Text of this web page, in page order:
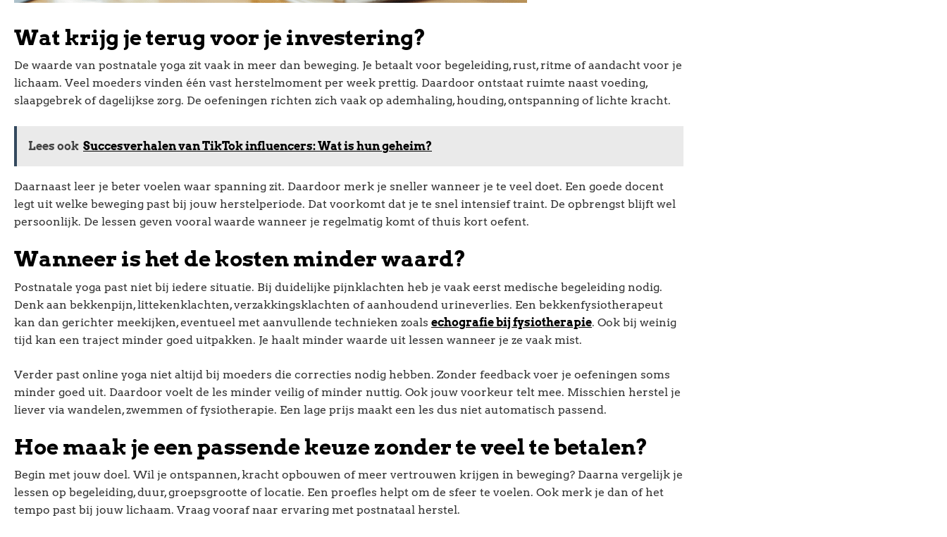
Wat krijg je terug voor je investering?
De waarde van postnatale yoga zit vaak in meer dan beweging. Je betaalt voor begeleiding, rust, ritme of aandacht voor je
lichaam. Veel moeders vinden één vast herstelmoment per week prettig. Daardoor ontstaat ruimte naast voeding,
slaapgebrek of dagelijkse zorg. De oefeningen richten zich vaak op ademhaling, houding, ontspanning of lichte kracht.
Lees ook Succesverhalen van TikTok influencers: Wat is hun geheim?
Daarnaast leer je beter voelen waar spanning zit. Daardoor merk je sneller wanneer je te veel doet. Een goede docent
legt uit welke beweging past bij jouw herstelperiode. Dat voorkomt dat je te snel intensief traint. De opbrengst blijft wel
persoonlijk. De lessen geven vooral waarde wanneer je regelmatig komt of thuis kort oefent.
Wanneer is het de kosten minder waard?
Postnatale yoga past niet bij iedere situatie. Bij duidelijke pijnklachten heb je vaak eerst medische begeleiding nodig.
Denk aan bekkenpijn, littekenklachten, verzakkingsklachten of aanhoudend urineverlies. Een bekkenfysiotherapeut
kan dan gerichter meekijken, eventueel met aanvullende technieken zoals echografie bij fysiotherapie. Ook bij weinig
tijd kan een traject minder goed uitpakken. Je haalt minder waarde uit lessen wanneer je ze vaak mist.
Verder past online yoga niet altijd bij moeders die correcties nodig hebben. Zonder feedback voer je oefeningen soms
minder goed uit. Daardoor voelt de les minder veilig of minder nuttig. Ook jouw voorkeur telt mee. Misschien herstel je
liever via wandelen, zwemmen of fysiotherapie. Een lage prijs maakt een les dus niet automatisch passend.
Hoe maak je een passende keuze zonder te veel te betalen?
Begin met jouw doel. Wil je ontspannen, kracht opbouwen of meer vertrouwen krijgen in beweging? Daarna vergelijk je
lessen op begeleiding, duur, groepsgrootte of locatie. Een proefles helpt om de sfeer te voelen. Ook merk je dan of het
tempo past bij jouw lichaam. Vraag vooraf naar ervaring met postnataal herstel.